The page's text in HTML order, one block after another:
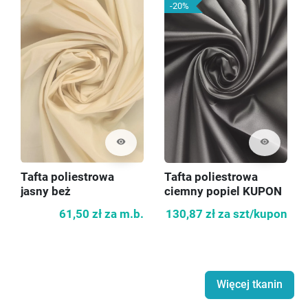
visibility
Tafta poliestrowa
jasny beż
61,50 zł za m.b.
-20%
visibility
Tafta poliestrowa
ciemny popiel KUPON
130,87 zł za szt/kupon
Więcej tkanin